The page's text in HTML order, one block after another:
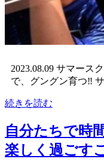
2023.08.09 サマース
で、グングン育つ‼︎
続きを読む
自分たちで時
楽しく過ごす